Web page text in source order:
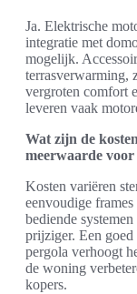
Ja. Elektrische
integratie met
mogelijk.
terrasverwarming,
vergroten comfort
leveren vaak
Wat zijn de
meerwaarde
Kosten variëren
eenvoudige
bediende
prijziger. Een
pergola verhoogt
de woning
kopers.